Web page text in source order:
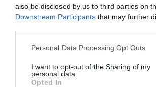
also be disclosed by us to third parties on
Downstream Participants that may further
Personal Data Processing Opt Outs
I want to opt-out of the Sharing of my
personal data.
Opted In